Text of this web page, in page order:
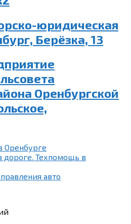
юридическая
Берёзка, 13
Оренбургской
Оренбурге
дороге. Техпомощь в
авто